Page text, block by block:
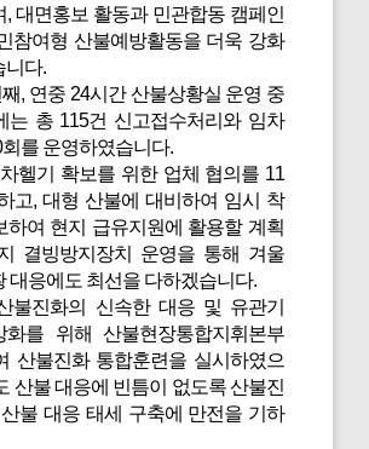
, 대면홍보 활동과 민관합동 캠페인
참여형 산불예방활동을 더욱 강화
니다.
째, 연중 24시간 산불상황실 운영 중
는 총 115건 신고접수처리와 임차
를 운영하였습니다.
차헬기 확보를 위한 업체 협의를 11
고, 대형 산불에 대비하여 임시 착
하여 현지 급유지원에 활용할 계획
결빙방지장치 운영을 통해 겨울
대응에도 최선을 다하겠습니다.
불진화의 신속한 대응 및 유관기
를 위해 산불현장통합지휘본부
산불진화 통합훈련을 실시하였으
산불 대응에 빈틈이 없도록 산불진
불 대응 태세 구축에 만전을 기하